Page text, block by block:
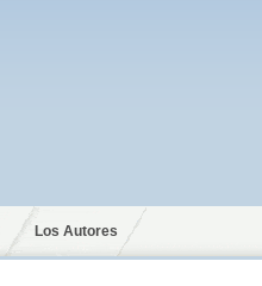
Los Autores